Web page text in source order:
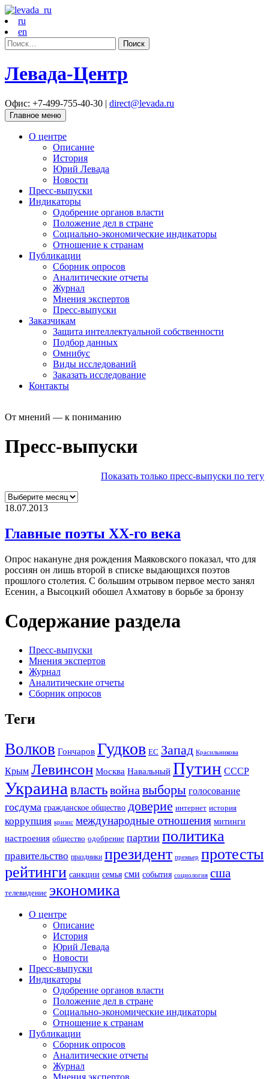
ru
en
Найти:
Левада-Центр
Офис: +7-499-755-40-30 | direct@levada.ru
Главное меню
О центре
Описание
История
Юрий Левада
Новости
Пресс-выпуски
Индикаторы
Одобрение органов власти
Положение дел в стране
Социально-экономические индикаторы
Отношение к странам
Публикации
Сборник опросов
Аналитические отчеты
Журнал
Мнения экспертов
Пресс-выпуски
Заказчикам
Защита интеллектуальной собственности
Подбор данных
Омнибус
Виды исследований
Заказать исследование
Контакты
От мнений — к пониманию
Пресс-выпуски
Показать только пресс-выпуски по тегу
18.07.2013
Главные поэты XX-го века
Опрос накануне дня рождения Маяковского показал, что для
россиян он лишь второй в списке выдающихся поэтов
прошлого столетия. С большим отрывом первое место занял
Есенин, а Высоцкий обошел Ахматову в борьбе за бронзу
Содержание раздела
Пресс-выпуски
Мнения экспертов
Журнал
Аналитические отчеты
Сборник опросов
Теги
Волков Гончаров Гудков ЕС Запад Красильникова
Крым Левинсон Москва Навальный Путин СССР
Украина властьвойна выборы голосование
госдума гражданское общество доверие интернет история
коррупция кризис международные отношения митинги
настроения общество одобрение партии политика
правительство праздники президент премьер протесты
рейтинги санкции семья сми события социология сша
телевидение экономика
О центре
Описание
История
Юрий Левада
Новости
Пресс-выпуски
Индикаторы
Одобрение органов власти
Положение дел в стране
Социально-экономические индикаторы
Отношение к странам
Публикации
Сборник опросов
Аналитические отчеты
Журнал